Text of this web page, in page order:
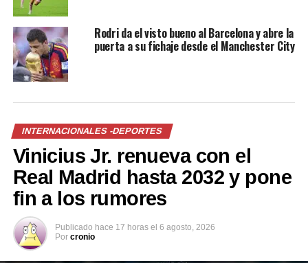
(90+6′), estableciendo el definitivo 5-1.
Comparte esto:
Facebook X
Me gusta esto:
Rodri da el visto bueno al Barcelona y abre la
puerta a su fichaje desde el Manchester City
INTERNACIONALES -DEPORTES
Vinicius Jr. renueva con el
Real Madrid hasta 2032 y pone
fin a los rumores
Publicado hace 17 horas el 6 agosto, 2026
Por cronio